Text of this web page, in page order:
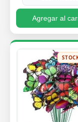
Agregar al